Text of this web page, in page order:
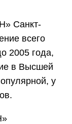
Санкт-
всего
2005 года,
в Высшей
у